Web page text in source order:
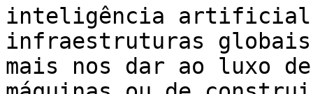
inteligência artificial
infraestruturas globais
mais nos dar ao luxo